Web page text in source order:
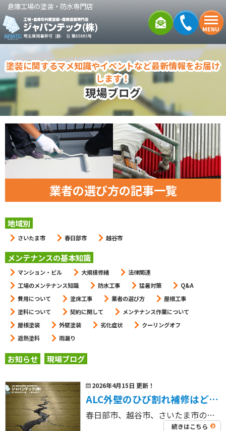
MENU
倉庫工場の塗装・防水専門店
塗装に関するマメ知識やイベントなど最新情報をお届け
します！
現場ブログ
業者の選び方の記事一覧
地域別
さいたま市 春日部市 越谷市
メンテナンスの基本知識
マンション・ビル 大規模修繕
法律関連
工場のメンテナンス知識
防水工事 猛暑対策
Q&A
費用について
塗床工事 業者の選び方
屋根工事
塗料について
契約に関して
メンテナンス作業について
屋根塗装
外壁塗装 劣化症状
クーリングオフ
遮熱塗料
雨漏り
お知らせ 現場ブログ
2026年4月15日 更新！
ALC外壁のひび割れ補修はどう進める？越谷市・春日部市・さいたま市の工場・倉庫オーナー向けに原因・補修方法・費用目安を解説
春日部市、越谷市、さいたま市の工場を中心に外壁塗装工事・屋根塗装工事、リフォーム工事を専門にしている 工場・倉庫の外壁塗装・屋根塗装専門店ジャパンテック（株）です！ 代表取締役の奈良部です！ ALC外壁は、工場や倉庫、事 […]
続きはこちら